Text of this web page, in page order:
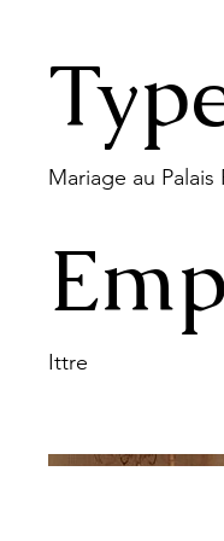
Mariage au Palais
Ittre